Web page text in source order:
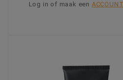
Log in of maak een ACCOUNT